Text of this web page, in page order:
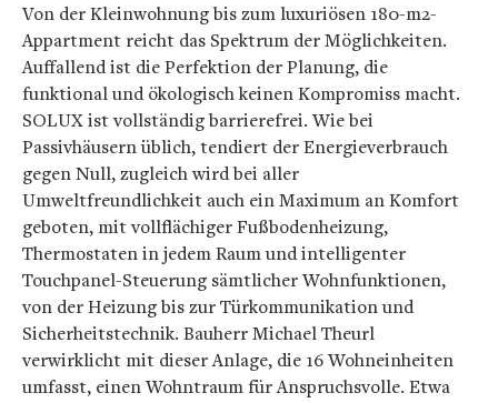
Von der Kleinwohnung bis zum luxuriösen 180-m2-
Appartment reicht das Spektrum der Möglichkeiten.
Auffallend ist die Perfektion der Planung, die
funktional und ökologisch keinen Kompromiss macht.
SOLUX ist vollständig barrierefrei. Wie bei
Passivhäusern üblich, tendiert der Energieverbrauch
gegen Null, zugleich wird bei aller
Umweltfreundlichkeit auch ein Maximum an Komfort
geboten, mit vollflächiger Fußbodenheizung,
Thermostaten in jedem Raum und intelligenter
Touchpanel-Steuerung sämtlicher Wohnfunktionen,
von der Heizung bis zur Türkommunikation und
Sicherheitstechnik. Bauherr Michael Theurl
verwirklicht mit dieser Anlage, die 16 Wohneinheiten
umfasst, einen Wohntraum für Anspruchsvolle. Etwa